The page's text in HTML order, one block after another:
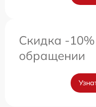
Скидка -
обращении